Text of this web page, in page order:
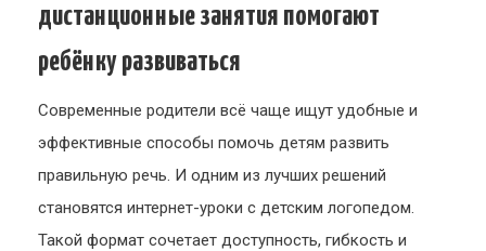
дистанционные занятия помогают
ребёнку развиваться
Современные родители всё чаще ищут удобные и
эффективные способы помочь детям развить
правильную речь. И одним из лучших решений
становятся интернет-уроки с детским логопедом.
Такой формат сочетает доступность, гибкость и